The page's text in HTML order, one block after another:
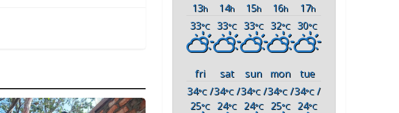
13h 14h 15h 16h 17h
33°C 33°C 33°C 32°C 30°C
fri sat sun mon
tue
34°C/
25°C
34°C/
24°C
34°C/
24°C
34°C/
25°C
34°C /
24°C